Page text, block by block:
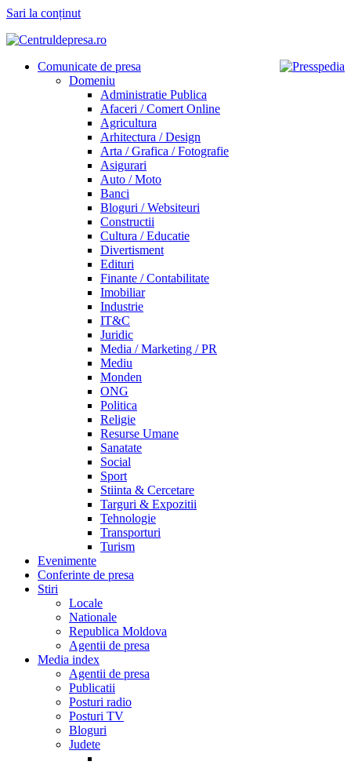
Sari la conținut
Comunicate de presa
Domeniu
Administratie Publica
Afaceri / Comert Online
Agricultura
Arhitectura / Design
Arta / Grafica / Fotografie
Asigurari
Auto / Moto
Banci
Bloguri / Websiteuri
Constructii
Cultura / Educatie
Divertisment
Edituri
Finante / Contabilitate
Imobiliar
Industrie
IT&C
Juridic
Media / Marketing / PR
Mediu
Monden
ONG
Politica
Religie
Resurse Umane
Sanatate
Social
Sport
Stiinta & Cercetare
Targuri & Expozitii
Tehnologie
Transporturi
Turism
Evenimente
Conferinte de presa
Stiri
Locale
Nationale
Republica Moldova
Agentii de presa
Media index
Agentii de presa
Publicatii
Posturi radio
Posturi TV
Bloguri
Judete